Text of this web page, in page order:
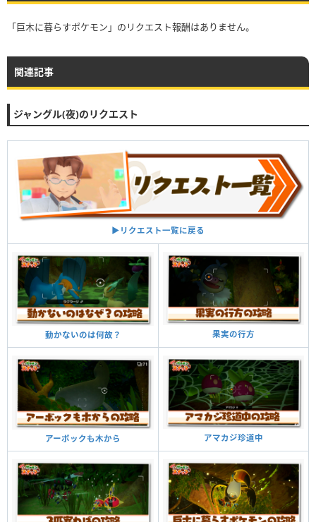
「巨木に暮らすポケモン」のリクエスト報酬はありません。
関連記事
ジャングル(夜)のリクエスト
▶︎リクエスト一覧に戻る
動かないのは何故？ 果実の行方
アーボックも木から アマカジ珍道中